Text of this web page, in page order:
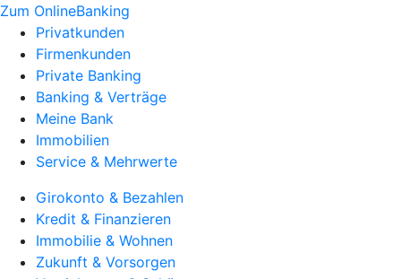
Zum OnlineBanking
Privatkunden
Firmenkunden
Private Banking
Banking & Verträge
Meine Bank
Immobilien
Service & Mehrwerte
Girokonto & Bezahlen
Kredit & Finanzieren
Immobilie & Wohnen
Zukunft & Vorsorgen